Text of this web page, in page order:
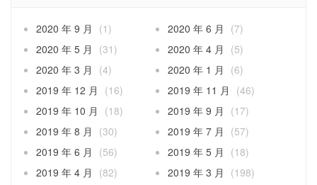
2020 年 9 月 (1) 2020 年 6 月
(7)
2020 年 5 月
(31) 2020 年 4 月
(5)
2020 年 3 月
(4) 2020 年 1 月
(6)
2019 年 12 月
(16) 2019 年 11 月
(46)
2019 年 10 月
(18) 2019 年 9 月
(17)
2019 年 8 月
(30) 2019 年 7 月
(57)
2019 年 6 月
(56) 2019 年 5 月
(18)
2019 年 4 月
(82) 2019 年 3 月
(198)